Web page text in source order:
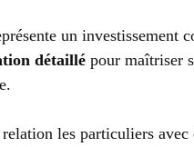
un investissement
détaillé pour maîtriser
les particuliers avec